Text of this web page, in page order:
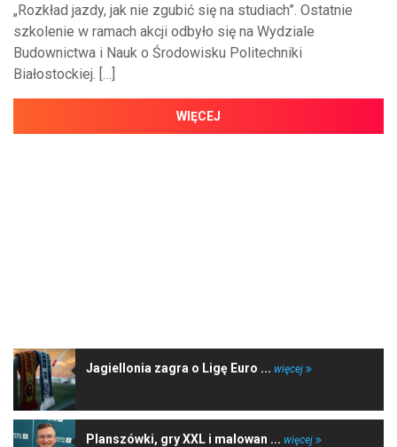
„Rozkład jazdy, jak nie zgubić się na studiach”. Ostatnie
szkolenie w ramach akcji odbyło się na Wydziale
Budownictwa i Nauk o Środowisku Politechniki
Białostockiej. […]
WIĘCEJ
Jagiellonia zagra o Ligę Euro ... więcej
Planszówki, gry XXL i malowan ... więcej